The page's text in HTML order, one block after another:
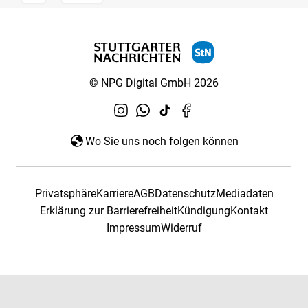
© NPG Digital GmbH 2026
Wo Sie uns noch folgen können
PrivatsphäreKarriereAGBDatenschutzMediadaten
Erklärung zur BarrierefreiheitKündigungKontakt
ImpressumWiderruf